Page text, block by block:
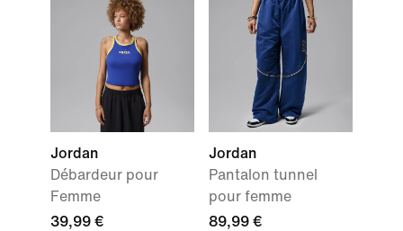
Jordan
Débardeur pour
Femme
39,99 €
Jordan
Pantalon tunnel
pour femme
89,99 €